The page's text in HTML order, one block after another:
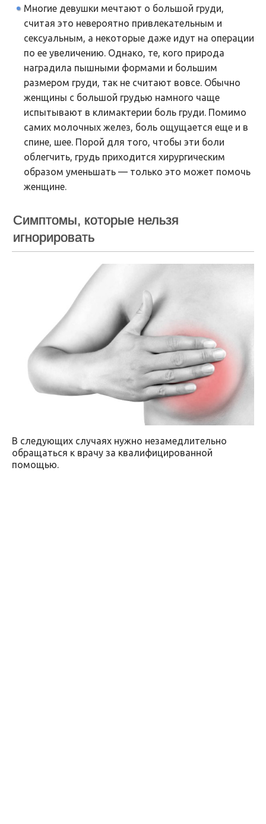
Многие девушки мечтают о большой груди,
считая это невероятно привлекательным и
сексуальным, а некоторые даже идут на операции
по ее увеличению. Однако, те, кого природа
наградила пышными формами и большим
размером груди, так не считают вовсе. Обычно
женщины с большой грудью намного чаще
испытывают в климактерии боль груди. Помимо
самих молочных желез, боль ощущается еще и в
спине, шее. Порой для того, чтобы эти боли
облегчить, грудь приходится хирургическим
образом уменьшать — только это может помочь
женщине.
Симптомы, которые нельзя
игнорировать
В следующих случаях нужно незамедлительно
обращаться к врачу за квалифицированной
помощью.